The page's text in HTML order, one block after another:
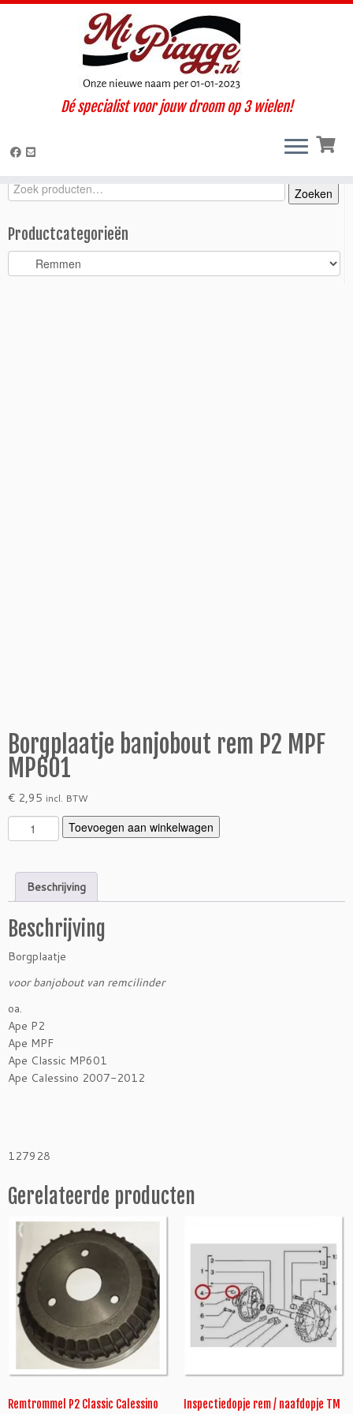
Dé specialist voor jouw droom op 3 wielen!
Onderdelen / accessoires » Ape MP » Remmen »
Zoeken
Zoeken
naar:
Zoeken
Productcategorieën
Borgplaatje banjobout rem P2 MPF
MP601
€ 2,95 incl. BTW
B
o
a
t
b
a
n
j
o
t
e
m
1
a
Toevoegen aan winkelwagen
Beschrijving
Beschrijving
Borgplaatje
voor banjobout van remcilinder
oa.
Ape P2
Ape MPF
Ape Classic MP601
Ape Calessino 2007-2012
127928
Gerelateerde producten
Remtrommel P2 Classic Calessino
Inspectiedopje rem / naafdopje TM